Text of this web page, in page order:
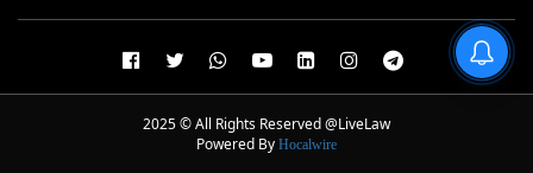
2025 © All Rights Reserved @LiveLaw
Powered By Hocalwire